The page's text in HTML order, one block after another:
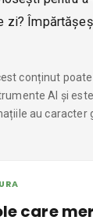
zi?
conținut
AI și
au caracter
care